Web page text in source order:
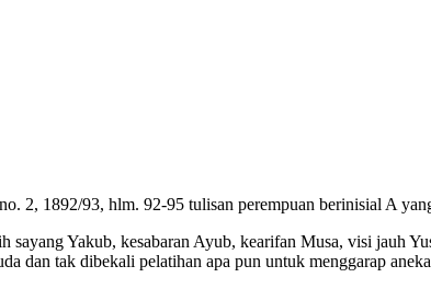
2, 1892/93, hlm. 92-95 tulisan perempuan berinisial A
sayang Yakub, kesabaran Ayub, kearifan Musa, visi jauh
dan tak dibekali pelatihan apa pun untuk menggarap